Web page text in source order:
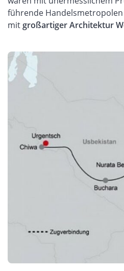
führende
mitgroßartiger Architektur